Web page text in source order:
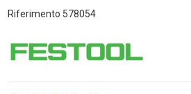
Riferimento 578054